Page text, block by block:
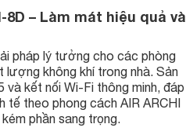
8D – Làm mát hiệu quả và
pháp lý tưởng cho các phòng
lượng không khí trong nhà. Sản
và kết nối Wi-Fi thông minh, đáp
tế theo phong cách AIR ARCHI
phần sang trọng.